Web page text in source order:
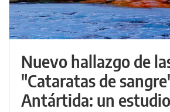
Nuevo hallazgo de
"Cataratas de
Antártida: un